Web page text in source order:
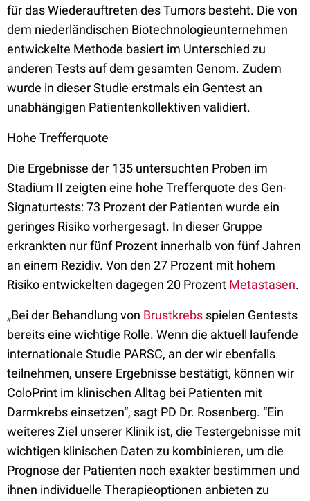
für das Wiederauftreten des Tumors besteht. Die von
dem niederländischen Biotechnologieunternehmen
entwickelte Methode basiert im Unterschied zu
anderen Tests auf dem gesamten Genom. Zudem
wurde in dieser Studie erstmals ein Gentest an
unabhängigen Patientenkollektiven validiert.
Hohe Trefferquote
Die Ergebnisse der 135 untersuchten Proben im
Stadium II zeigten eine hohe Trefferquote des Gen-
Signaturtests: 73 Prozent der Patienten wurde ein
geringes Risiko vorhergesagt. In dieser Gruppe
erkrankten nur fünf Prozent innerhalb von fünf Jahren
an einem Rezidiv. Von den 27 Prozent mit hohem
Risiko entwickelten dagegen 20 Prozent Metastasen.
„Bei der Behandlung von Brustkrebs spielen Gentests
bereits eine wichtige Rolle. Wenn die aktuell laufende
internationale Studie PARSC, an der wir ebenfalls
teilnehmen, unsere Ergebnisse bestätigt, können wir
ColoPrint im klinischen Alltag bei Patienten mit
Darmkrebs einsetzen“, sagt PD Dr. Rosenberg. “Ein
weiteres Ziel unserer Klinik ist, die Testergebnisse mit
wichtigen klinischen Daten zu kombinieren, um die
Prognose der Patienten noch exakter bestimmen und
ihnen individuelle Therapieoptionen anbieten zu